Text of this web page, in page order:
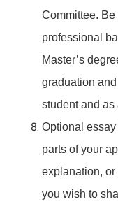
Committee.
professional
Master’s
graduation
student and as
Optional essay
parts of your
explanation,
you wish to